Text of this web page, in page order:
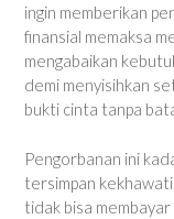
ingin memberikan
finansial memaksa
mengabaikan
demi menyisihkan
bukti cinta tanpa
Pengorbanan ini
tersimpan
tidak bisa